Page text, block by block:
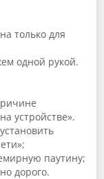
только для
одной рукой.
устройстве».
паутину;
дорого.